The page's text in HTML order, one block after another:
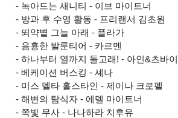
- 녹아드는 새니티 - 이브 마이트너
- 방과 후 수영 활동 - 프리랜서 김초원
- 뙤약볕 그늘 아래 - 플라가
- 음흉한 발룬티어 - 카르멘
- 하나부터 열까지 돌고래! - 아인&츠바이
- 베케이션 버스킹 - 셰나
- 미스 델타 홀스타인 - 제이나 크로펠
- 해변의 탐식자 - 에델 마이트너
- 쪽빛 무사 - 나나하라 치후유